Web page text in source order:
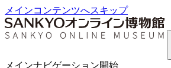
メインコンテンツへスキップ
メインナビゲーション開始